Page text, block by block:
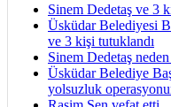
Sinem Dedetaş ve 3
Üsküdar Belediyesi
ve 3 kişi tutuklandı
Sinem Dedetaş neden
Üsküdar Belediye
yolsuzluk